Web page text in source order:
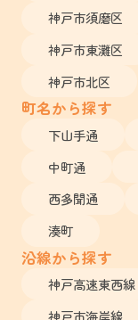
神戸市須磨区
神戸市東灘区
神戸市北区
町名から探す
下山手通
中町通
西多聞通
湊町
沿線から探す
神戸高速東西線
神戸市海岸線